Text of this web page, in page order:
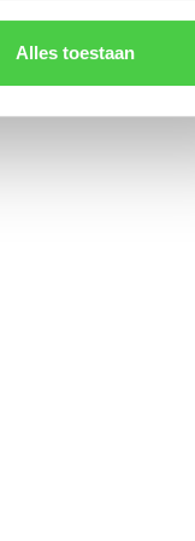
Alles toestaan